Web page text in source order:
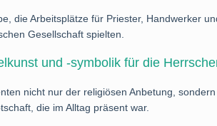
die Arbeitsplätze für Priester, Handwerker
Gesellschaft spielten.
und -symbolik für die
nicht nur der religiösen Anbetung,
die im Alltag präsent war.